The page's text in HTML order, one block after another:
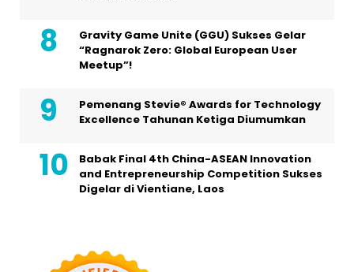
Gravity Game Unite (GGU) Sukses Gelar
“Ragnarok Zero: Global European User
Meetup”!
Pemenang Stevie® Awards for Technology
Excellence Tahunan Ketiga Diumumkan
Babak Final 4th China-ASEAN Innovation
and Entrepreneurship Competition Sukses
Digelar di Vientiane, Laos